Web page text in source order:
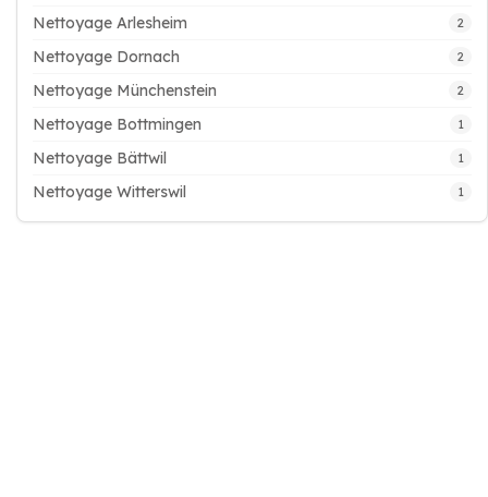
Nettoyage Arlesheim 2
Nettoyage Dornach 2
Nettoyage Münchenstein 2
Nettoyage Bottmingen 1
Nettoyage Bättwil 1
Nettoyage Witterswil 1